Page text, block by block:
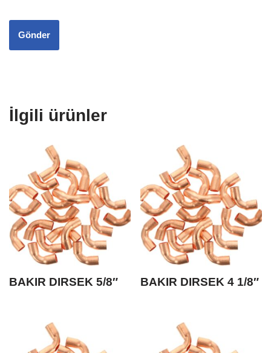
İlgili ürünler
BAKIR DIRSEK 5/8″ BAKIR DIRSEK 4 1/8″